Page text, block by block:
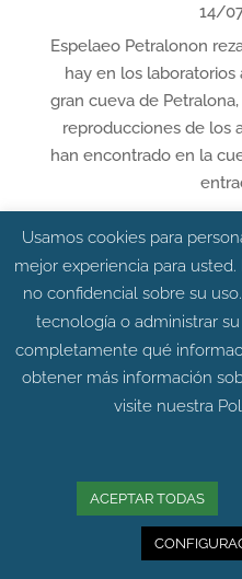
14/
Espelaeo Petralonon
hay en los
gran cueva de
reproducciones de los
han encontrado en la
La península ibérica
en la
Usamos cookies para
mejor experiencia para
no confidencial sobre su
tecnología o administrar
completamente qué
obtener más información
visite nuestra
ACEPTAR TODAS